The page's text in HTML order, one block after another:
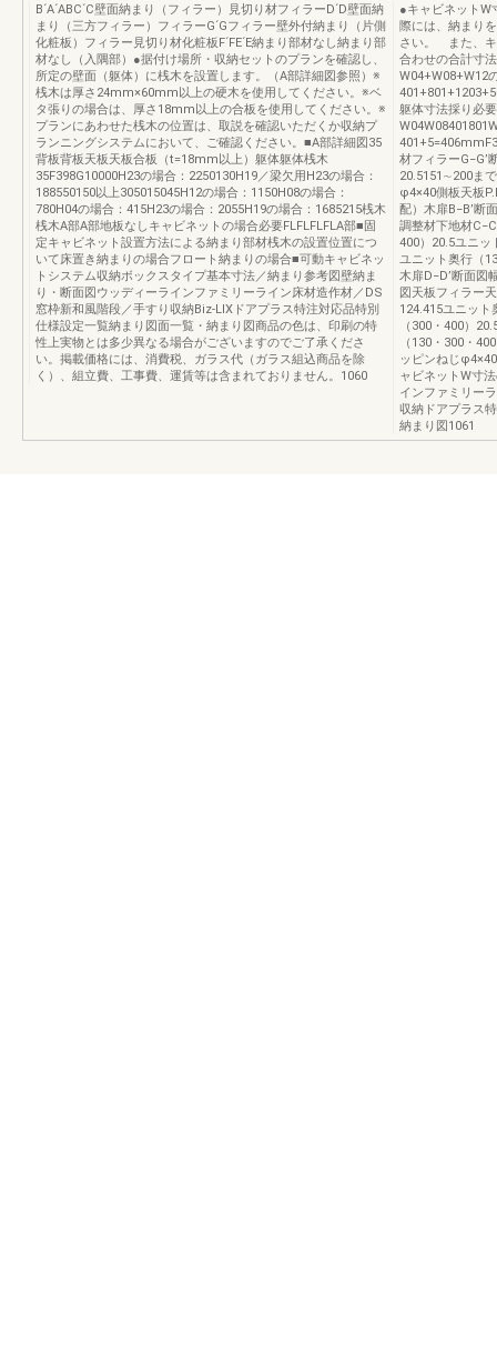
B´A´ABC´C壁面納まり（フィラー）見切り材フィラーD´D壁面納
まり（三方フィラー）フィラーG´Gフィラー壁外付納まり（片側
化粧板）フィラー見切り材化粧板F´FE´E納まり部材なし納まり部
材なし（入隅部）●据付け場所・収納セットのプランを確認し、
所定の壁面（躯体）に桟木を設置します。（A部詳細図参照）※
桟木は厚さ24mm×60mm以上の硬木を使用してください。※ベ
タ張りの場合は、厚さ18mm以上の合板を使用してください。※
プランにあわせた桟木の位置は、取説を確認いただくか収納プ
ランニングシステムにおいて、ご確認ください。■A部詳細図35
背板背板天板天板合板（t=18mm以上）躯体躯体桟木
35F398G10000H23の場合：2250130H19／梁欠用H23の場合：
188550150以上305015045H12の場合：1150H08の場合：
780H04の場合：415H23の場合：2055H19の場合：1685215桟木
桟木A部A部地板なしキャビネットの場合必要FLFLFLFLA部■固
定キャビネット設置方法による納まり部材桟木の設置位置につ
いて床置き納まりの場合フロート納まりの場合■可動キャビネッ
トシステム収納ボックスタイプ基本寸法／納まり参考図壁納ま
り・断面図ウッディーラインファミリーライン床材造作材／DS
窓枠新和風階段／手すり収納Biz-LIXドアプラス特注対応品特別
仕様設定一覧納まり図面一覧・納まり図商品の色は、印刷の特
性上実物とは多少異なる場合がございますのでご了承くださ
い。掲載価格には、消費税、ガラス代（ガラス組込商品を除
く）、組立費、工事費、運賃等は含まれておりません。1060
●キャビネットW
際には、納まり
さい。 また、キ
合わせの合計寸
W04+W08+W12
躯体寸法採り必
材フィラーG−G’
20.5151∼200ま
φ4×40側板天板
配）木扉B−B’断
調整材下地材
400）20.5ユニッ
ユニット奥行（
木扉D−D’断面図
図天板フィラー
124.415ユニット
（300・400）
（130・300・
ッピンねじ
ャビネットW寸
インファミリー
収納ドアプラス
納まり図1061